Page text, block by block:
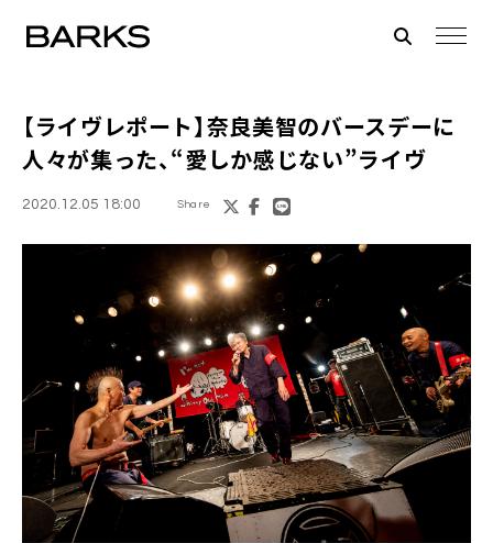
【ライヴレポート】奈良美智のバースデーに
人々が集った、“愛しか感じない”ライヴ
2020.12.05 18:00 Share